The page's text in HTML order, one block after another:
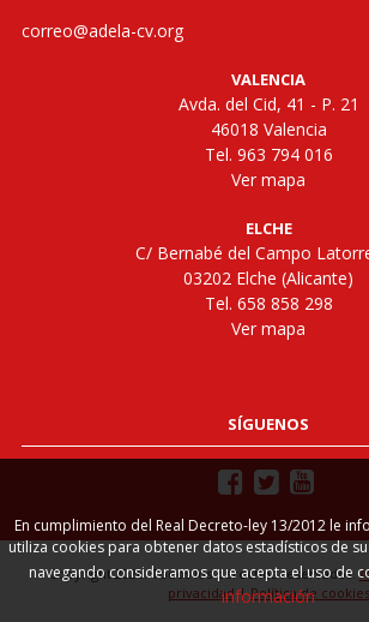
correo@adela-cv.org
VALENCIA
Avda. del Cid, 41 - P. 21
46018 Valencia
Tel. 963 794 016
Ver mapa
ELCHE
C/ Bernabé del Campo
03202 Elche (Alicante)
Tel. 658 858 298
Ver mapa
SÍGUENOS
Copyright 2026. Todos los derechos reservados.
privacidad |Política de cookies
En cumplimiento del Real Decreto-ley 13/2012 le
utiliza cookies para obtener datos estadísticos de
navegando consideramos que acepta el uso de
información